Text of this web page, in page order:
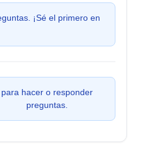
¡Sé el primero en
para hacer o responder
preguntas.